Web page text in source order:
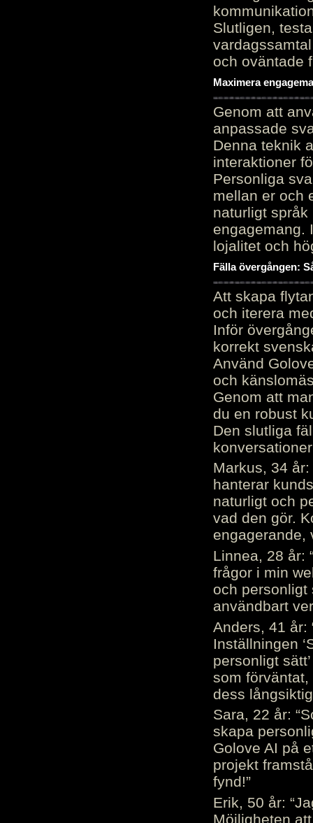
Slutligen,
och oväntade
Maximera
Genom att
anpassade
Denna teknik
interaktioner
Personliga
mellan er och
naturligt
engagemang.
lojalitet och
Fälla övergången:
Att skapa
och iterera
Inför
korrekt
Använd
och
Genom att
du en robust
Den slutliga
Markus, 34
hanterar
naturligt och
vad den gör.
engagerande,
Linnea, 28 år:
frågor i min
och personligt
användbart
Anders, 41 år:
Inställningen
personligt
som
dess
Sara, 22 år:
skapa
Golove AI på
projekt
fynd!”
Erik, 50 år:
Möjligheten